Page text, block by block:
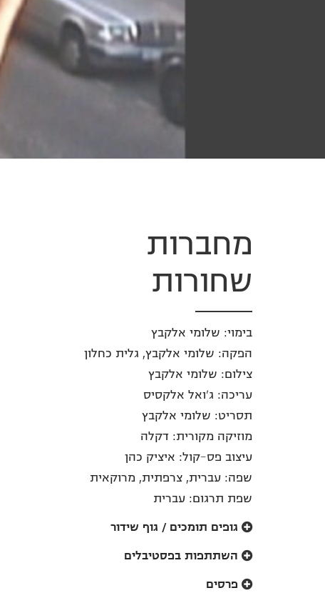
מחברות
שחורות
בימוי: שלומי אלקבץ
הפקה: שלומי אלקבץ, גלית כחלון
צילום: שלומי אלקבץ
עריכה: ג'ואל אלקסיס
תסריט: שלומי אלקבץ
מוזיקה מקורית: דקלה
עיצוב פס-קול: איציק כהן
שפה: עברית, צרפתית, מרוקאית
שפת תרגום: עברית
גופים תומכים / גוף שידור
השתתפות בפסטיבלים
פרסים